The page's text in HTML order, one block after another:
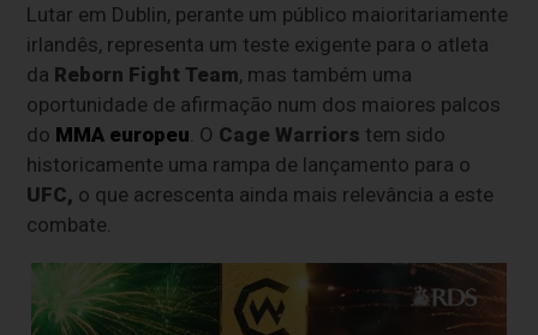
Lutar em Dublin, perante um público maioritariamente
irlandês, representa um teste exigente para o atleta
da Reborn Fight Team, mas também uma
oportunidade de afirmação num dos maiores palcos
do MMA europeu. O Cage Warriorstem sido
historicamente uma rampa de lançamento para o
UFC, o que acrescenta ainda mais relevância a este
combate.